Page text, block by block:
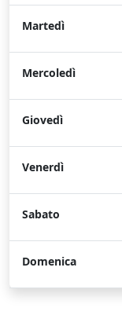
Martedì
Mercoledì
Giovedì
Venerdì
Sabato
Domenica